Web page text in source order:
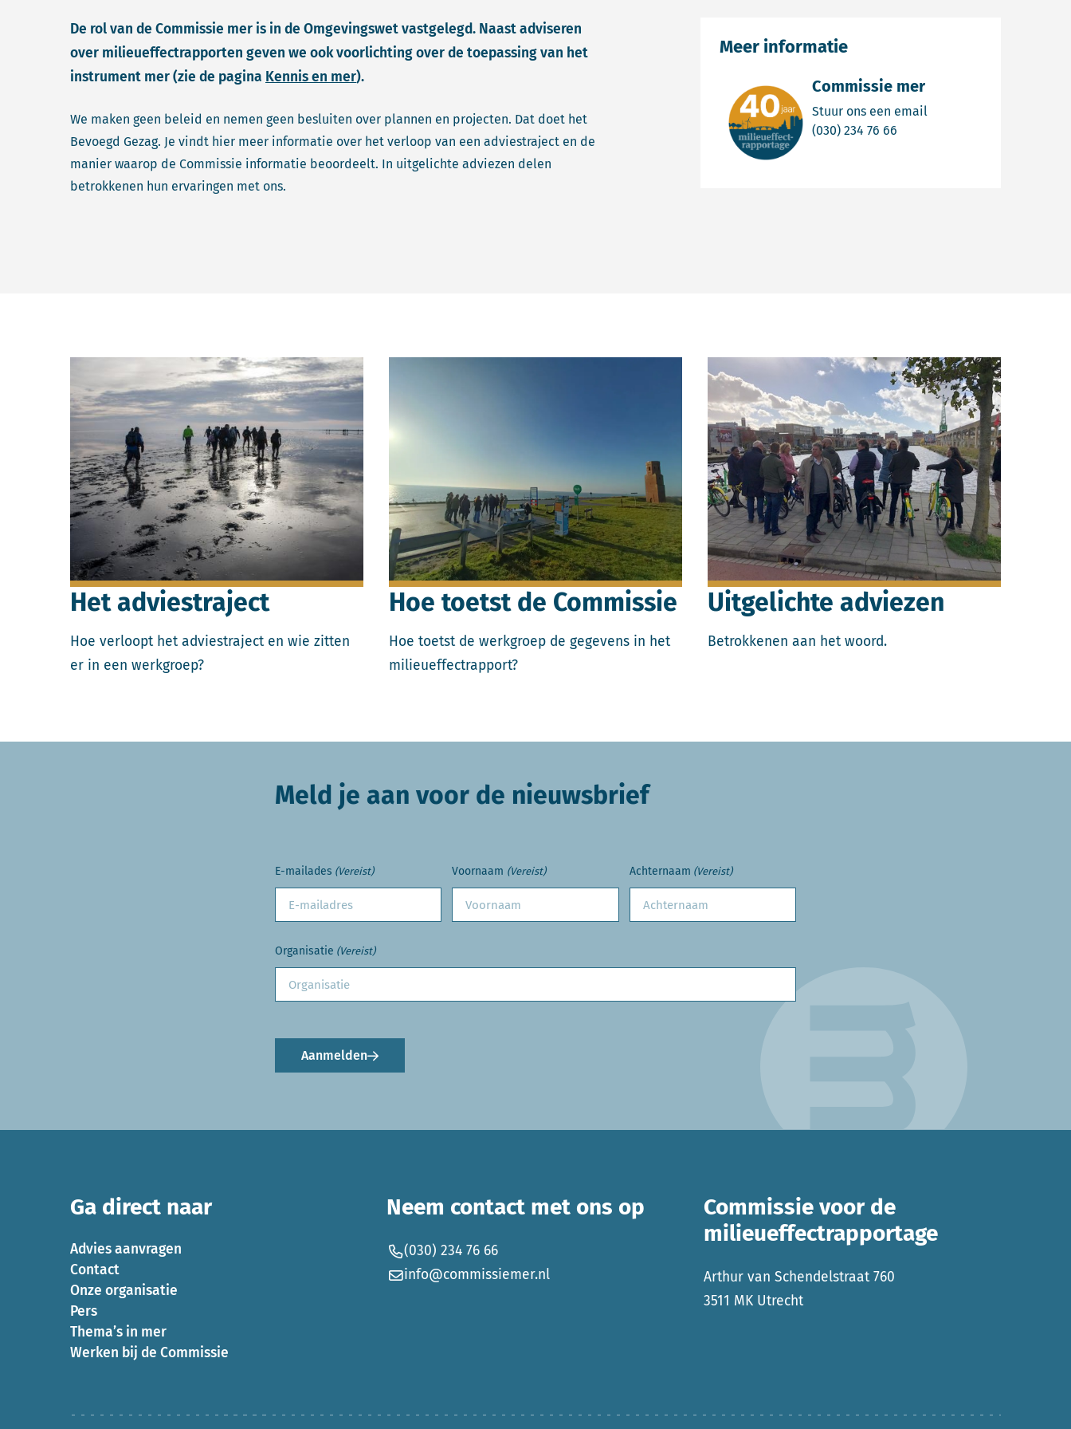
De rol van de Commissie mer is in de Omgevingswet vastgelegd. Naast adviseren
over milieueffectrapporten geven we ook voorlichting over de toepassing van het
instrument mer (zie de pagina Kennis en mer).
We maken geen beleid en nemen geen besluiten over plannen en projecten. Dat doet het
Bevoegd Gezag. Je vindt hier meer informatie over het verloop van een adviestraject en de
manier waarop de Commissie informatie beoordeelt. In uitgelichte adviezen delen
betrokkenen hun ervaringen met ons.
Commissie mer
Stuur ons een email
(030) 234 76 66
Meer informatie
Het adviestraject
Hoe verloopt het adviestraject en wie zitten
er in een werkgroep?
Lees meer over Het adviestraject.
Hoe toetst de Commissie
Hoe toetst de werkgroep de gegevens in het
milieueffectrapport?
Uitgelichte adviezen
Betrokkenen aan het woord.
Lees meer over Uitgelichte adviezen.
Meld je aan voor de nieuwsbrief
E-mailades (Vereist) Voornaam (Vereist) Achternaam (Vereist)
Organisatie (Vereist)
Aanmelden
Ga direct naar
Advies aanvragen
Contact
Onze organisatie
Pers
Thema’s in mer
Werken bij de Commissie
Neem contact met ons op
(030) 234 76 66
info@commissiemer.nl
Commissie voor de
milieueffectrapportage
Arthur van Schendelstraat 760
3511 MK Utrecht